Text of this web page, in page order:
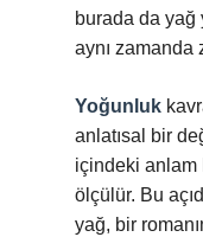
burada da yağ
aynı zamanda
Yoğunluk
anlatısal bir
içindeki anlam
ölçülür. Bu
yağ, bir